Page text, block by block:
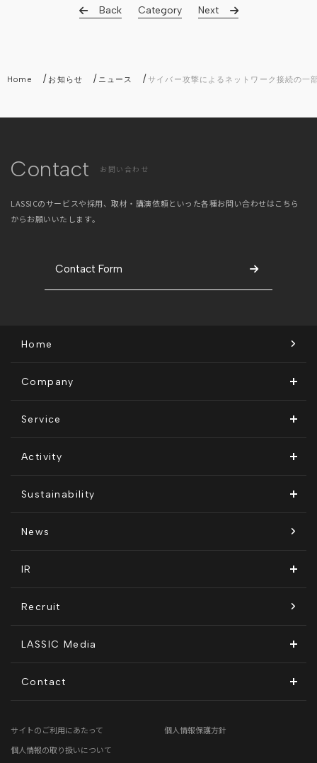
Back Category Next
Home / お知らせ / ニュース / サイバー攻撃によるネットワーク接続の一
Contact お問い合わせ
LASSICのサービスや採用、取材・講演依頼といった各種お問い合わせはこちら
からお願いいたします。
Contact Form
Home
Company
ビジョン・ミッション
会社概要
沿革
Service
Remogu（リモグ）・リラシク
Remoguフリーランス
Activity
メディア運営
テレリモ総研
Sustainability
SDGsに対する取り組み
コンプライアンス推進体制
News
IR
開示情報
コーポレート・ガバナンス
Recruit
LASSIC Media
地方創生コラム
お客さまの声
Contact
サイトのご利用にあたって
個人情報保護方針
個人情報の取り扱いについて